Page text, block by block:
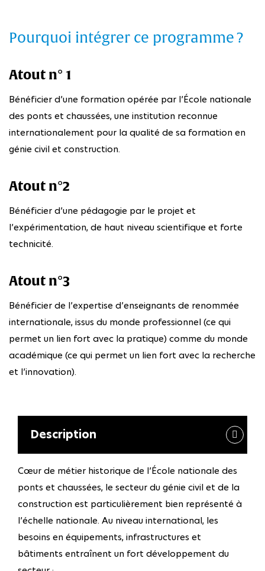
Pourquoi intégrer ce programme ?
Atout n° 1
Bénéficier d’une formation opérée par l’École nationale
des ponts et chaussées, une institution reconnue
internationalement pour la qualité de sa formation en
génie civil et construction.
Atout n°2
Bénéficier d’une pédagogie par le projet et
l’expérimentation, de haut niveau scientifique et forte
technicité.
Atout n°3
Bénéficier de l’expertise d’enseignants de renommée
internationale, issus du monde professionnel (ce qui
permet un lien fort avec la pratique) comme du monde
académique (ce qui permet un lien fort avec la recherche
et l’innovation).
Description
Cœur de métier historique de l’École nationale des
ponts et chaussées, le secteur du génie civil et de la
construction est particulièrement bien représenté à
l’échelle nationale. Au niveau international, les
besoins en équipements, infrastructures et
bâtiments entraînent un fort développement du